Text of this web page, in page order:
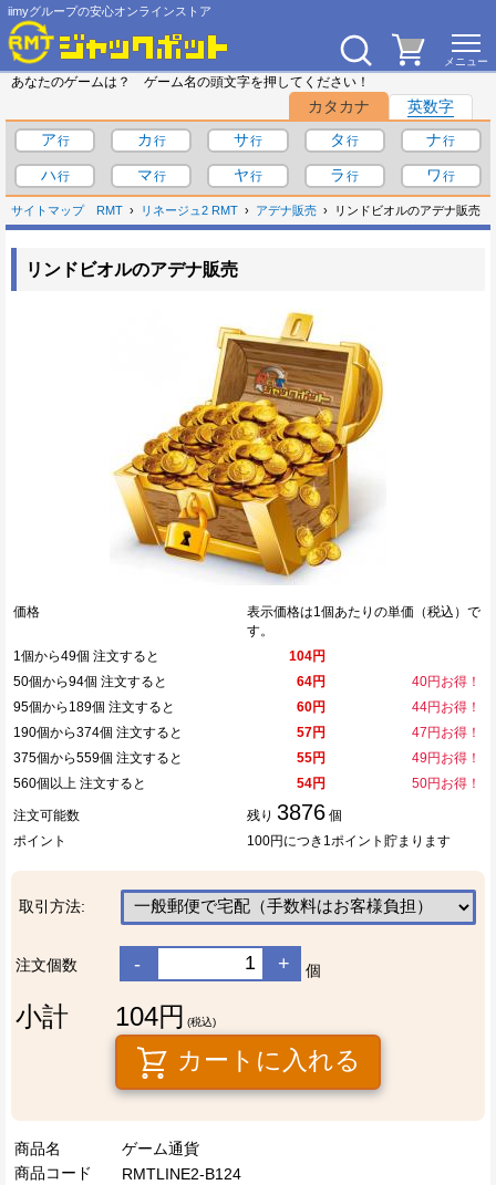
iimyグループの安心オンラインストア
あなたのゲームは？ ゲーム名の頭文字を押してください！
カタカナ
英数字
ア
カ サ タ
ナ
ハ
マ ヤ ラ ワ
サイトマップ RMT リネージュ2 RMT アデナ販売 リンドビオルのアデナ販売
リンドビオルのアデナ販売
価格
表示価格は1個あたりの単価（税込）で
す。
1個から49個 注文すると
104円
50個から94個 注文すると
64円
40円お得！
95個から189個 注文すると
60円
44円お得！
190個から374個 注文すると
57円
47円お得！
375個から559個 注文すると
55円
49円お得！
560個以上 注文すると
54円 50円お得！
注文可能数 残り 3876 個
ポイント
100円につき1ポイント貯まります
取引方法:
注文個数 - + 個
小計 104円 (税込)
カートに入れる
商品名
ゲーム通貨
商品コード
RMTLINE2-B124